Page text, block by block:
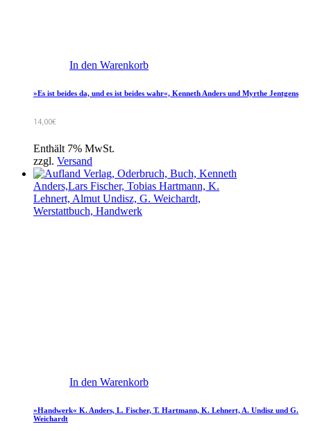
In den Warenkorb
»Es ist beides da, und es ist beides wahr«, Kenneth Anders und Myrthe Jentgens
14,00€
Enthält 7% MwSt.
zzgl. Versand
In den Warenkorb
»Handwerk« K. Anders, L. Fischer, T. Hartmann, K. Lehnert, A. Undisz und G.
Weichardt